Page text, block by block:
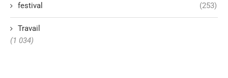
festival (253)
Travail
(1 034)